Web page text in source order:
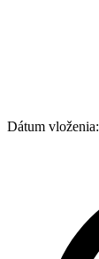
Dátum vloženia: